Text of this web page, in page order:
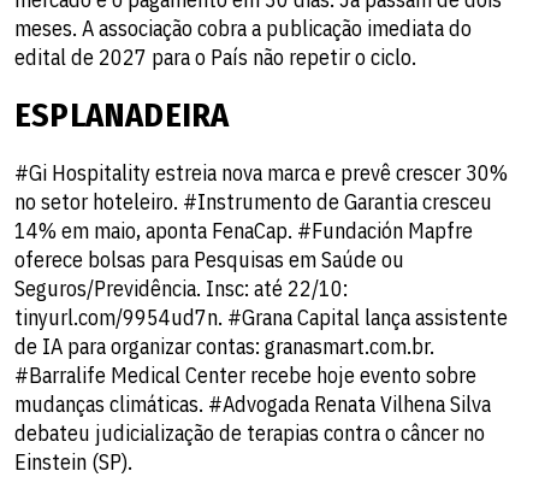
meses. A associação cobra a publicação imediata do
edital de 2027 para o País não repetir o ciclo.
ESPLANADEIRA
#Gi Hospitality estreia nova marca e prevê crescer 30%
no setor hoteleiro. #Instrumento de Garantia cresceu
14% em maio, aponta FenaCap. #Fundación Mapfre
oferece bolsas para Pesquisas em Saúde ou
Seguros/Previdência. Insc: até 22/10:
tinyurl.com/9954ud7n. #Grana Capital lança assistente
de IA para organizar contas: granasmart.com.br.
#Barralife Medical Center recebe hoje evento sobre
mudanças climáticas. #Advogada Renata Vilhena Silva
debateu judicialização de terapias contra o câncer no
Einstein (SP).